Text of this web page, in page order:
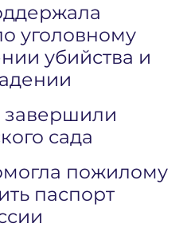
уголовному
убийства и
завершили
сада
пожилому
паспорт